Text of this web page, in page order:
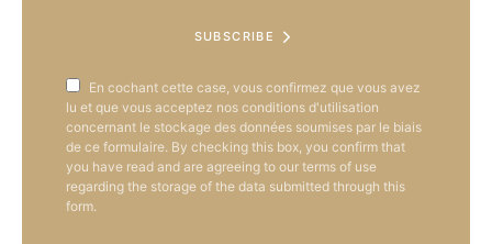
SUBSCRIBE
En cochant cette case, vous confirmez que vous avez
lu et que vous acceptez nos conditions d'utilisation
concernant le stockage des données soumises par le biais
de ce formulaire. By checking this box, you confirm that
you have read and are agreeing to our terms of use
regarding the storage of the data submitted through this
form.